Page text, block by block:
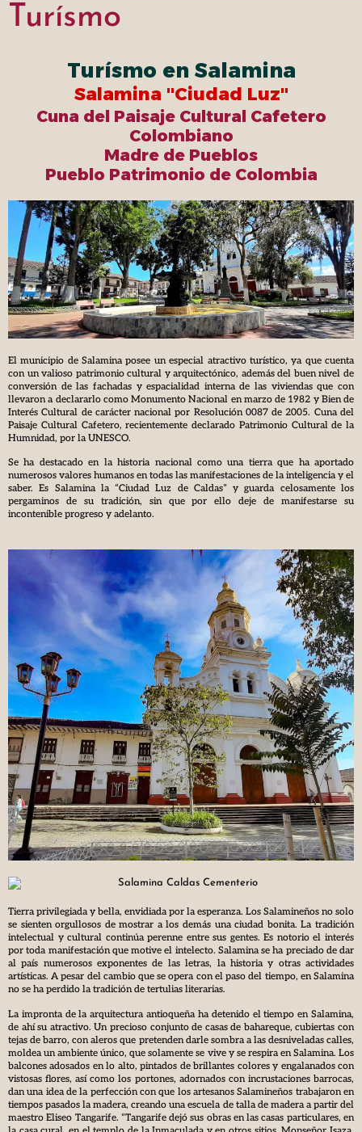
Turísmo
Turísmo en Salamina
Salamina "Ciudad Luz"
Cuna del Paisaje Cultural Cafetero
Colombiano
Madre de Pueblos
Pueblo Patrimonio de Colombia
El municipio de Salamina posee un especial atractivo turístico, ya que cuenta
con un valioso patrimonio cultural y arquitectónico, además del buen nivel de
conversión de las fachadas y espacialidad interna de las viviendas que con
llevaron a declararlo como Monumento Nacional en marzo de 1982 y Bien de
Interés Cultural de carácter nacional por Resolución 0087 de 2005. Cuna del
Paisaje Cultural Cafetero, recientemente declarado Patrimonio Cultural de la
Humnidad, por la UNESCO.
Se ha destacado en la historia nacional como una tierra que ha aportado
numerosos valores humanos en todas las manifestaciones de la inteligencia y el
saber. Es Salamina la “Ciudad Luz de Caldas” y guarda celosamente los
pergaminos de su tradición, sin que por ello deje de manifestarse su
incontenible progreso y adelanto.
Tierra privilegiada y bella, envidiada por la esperanza. Los Salamineños no solo
se sienten orgullosos de mostrar a los demás una ciudad bonita. La tradición
intelectual y cultural continúa perenne entre sus gentes. Es notorio el interés
por toda manifestación que motive el intelecto. Salamina se ha preciado de dar
al país numerosos exponentes de las letras, la historia y otras actividades
artísticas. A pesar del cambio que se opera con el paso del tiempo, en Salamina
no se ha perdido la tradición de tertulias literarias.
La impronta de la arquitectura antioqueña ha detenido el tiempo en Salamina,
de ahí su atractivo. Un precioso conjunto de casas de bahareque, cubiertas con
tejas de barro, con aleros que pretenden darle sombra a las desniveladas calles,
moldea un ambiente único, que solamente se vive y se respira en Salamina. Los
balcones adosados en lo alto, pintados de brillantes colores y engalanados con
vistosas flores, así como los portones, adornados con incrustaciones barrocas,
dan una idea de la perfección con que los artesanos Salamineños trabajaron en
tiempos pasados la madera, creando una escuela de talla de madera a partir del
maestro Eliseo Tangarife. “Tangarife dejó sus obras en las casas particulares, en